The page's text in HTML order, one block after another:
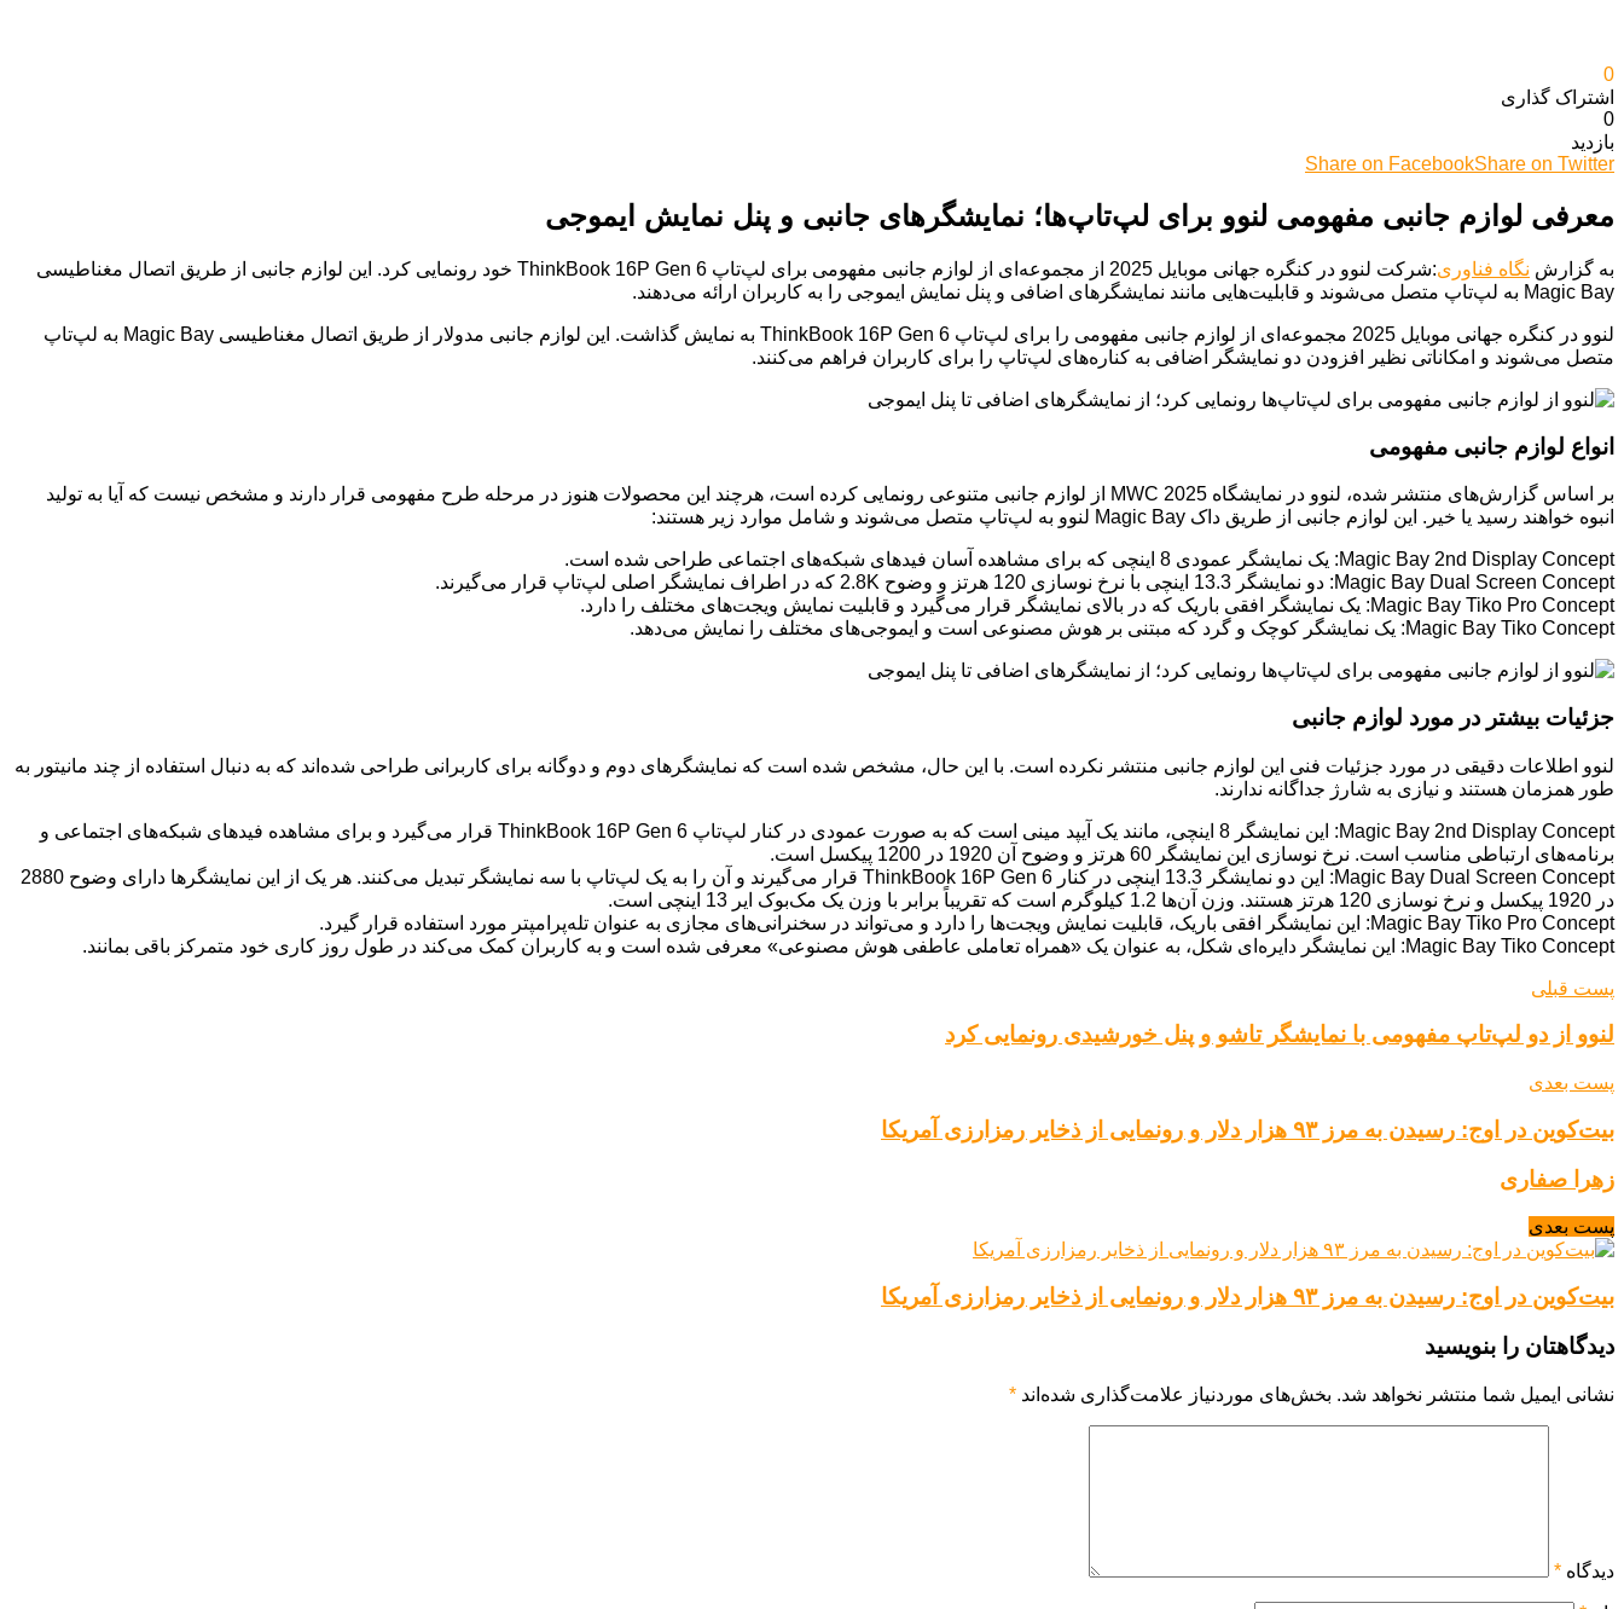
0
اشتراک گذاری‌
0
بازدید
Share on FacebookShare on Twitter
معرفی لوازم جانبی مفهومی لنوو برای لپ‌تاپ‌ها؛ نمایشگرهای جانبی و پنل نمایش ایموجی
به گزارش نگاه فناوری
:شرکت لنوو در کنگره جهانی موبایل 2025 از مجموعه‌ای از لوازم جانبی مفهومی برای لپ‌تاپ ThinkBook 16P Gen 6 خود رونمایی کرد. این لوازم جانبی از طریق اتصال مغناطیسی
Magic Bay به لپ‌تاپ متصل می‌شوند و قابلیت‌هایی مانند نمایشگرهای اضافی و پنل نمایش ایموجی را به کاربران ارائه می‌دهند.
لنوو در کنگره جهانی موبایل 2025 مجموعه‌ای از لوازم جانبی مفهومی را برای لپ‌تاپ ThinkBook 16P Gen 6 به نمایش گذاشت. این لوازم جانبی مدولار از طریق اتصال مغناطیسی Magic Bay به لپ‌تاپ
متصل می‌شوند و امکاناتی نظیر افزودن دو نمایشگر اضافی به کناره‌های لپ‌تاپ را برای کاربران فراهم می‌کنند.
انواع لوازم جانبی مفهومی
بر اساس گزارش‌های منتشر شده، لنوو در نمایشگاه MWC 2025 از لوازم جانبی متنوعی رونمایی کرده است، هرچند این محصولات هنوز در مرحله طرح مفهومی قرار دارند و مشخص نیست که آیا به تولید
انبوه خواهند رسید یا خیر. این لوازم جانبی از طریق داک Magic Bay لنوو به لپ‌تاپ متصل می‌شوند و شامل موارد زیر هستند:
Magic Bay 2nd Display Concept: یک نمایشگر عمودی 8 اینچی که برای مشاهده آسان فیدهای شبکه‌های اجتماعی طراحی شده است.
Magic Bay Dual Screen Concept: دو نمایشگر 13.3 اینچی با نرخ نوسازی 120 هرتز و وضوح 2.8K که در اطراف نمایشگر اصلی لپ‌تاپ قرار می‌گیرند.
Magic Bay Tiko Pro Concept: یک نمایشگر افقی باریک که در بالای نمایشگر قرار می‌گیرد و قابلیت نمایش ویجت‌های مختلف را دارد.
Magic Bay Tiko Concept: یک نمایشگر کوچک و گرد که مبتنی بر هوش مصنوعی است و ایموجی‌های مختلف را نمایش می‌دهد.
جزئیات بیشتر در مورد لوازم جانبی
لنوو اطلاعات دقیقی در مورد جزئیات فنی این لوازم جانبی منتشر نکرده است. با این حال، مشخص شده است که نمایشگرهای دوم و دوگانه برای کاربرانی طراحی شده‌اند که به دنبال استفاده از چند مانیتور به
طور همزمان هستند و نیازی به شارژ جداگانه ندارند.
Magic Bay 2nd Display Concept: این نمایشگر 8 اینچی، مانند یک آیپد مینی است که به صورت عمودی در کنار لپ‌تاپ ThinkBook 16P Gen 6 قرار می‌گیرد و برای مشاهده فیدهای شبکه‌های اجتماعی و
برنامه‌های ارتباطی مناسب است. نرخ نوسازی این نمایشگر 60 هرتز و وضوح آن 1920 در 1200 پیکسل است.
Magic Bay Dual Screen Concept: این دو نمایشگر 13.3 اینچی در کنار ThinkBook 16P Gen 6 قرار می‌گیرند و آن را به یک لپ‌تاپ با سه نمایشگر تبدیل می‌کنند. هر یک از این نمایشگرها دارای وضوح 2880
در 1920 پیکسل و نرخ نوسازی 120 هرتز هستند. وزن آن‌ها 1.2 کیلوگرم است که تقریباً برابر با وزن یک مک‌بوک ایر 13 اینچی است.
Magic Bay Tiko Pro Concept: این نمایشگر افقی باریک، قابلیت نمایش ویجت‌ها را دارد و می‌تواند در سخنرانی‌های مجازی به عنوان تله‌پرامپتر مورد استفاده قرار گیرد.
Magic Bay Tiko Concept: این نمایشگر دایره‌ای شکل، به عنوان یک «همراه تعاملی عاطفی هوش مصنوعی» معرفی شده است و به کاربران کمک می‌کند در طول روز کاری خود متمرکز باقی بمانند.
پست قبلی
لنوو از دو لپ‌تاپ مفهومی با نمایشگر تاشو و پنل خورشیدی رونمایی کرد
پست بعدی
بیت‌کوین در اوج: رسیدن به مرز ۹۳ هزار دلار و رونمایی از ذخایر رمزارزی آمریکا
زهرا صفاری
پست بعدی
بیت‌کوین در اوج: رسیدن به مرز ۹۳ هزار دلار و رونمایی از ذخایر رمزارزی آمریکا
دیدگاهتان را بنویسید
نشانی ایمیل شما منتشر نخواهد شد. بخش‌های موردنیاز علامت‌گذاری شده‌اند *
دیدگاه *